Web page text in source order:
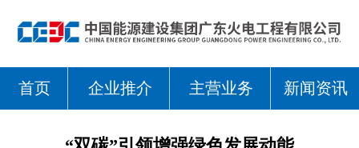
首页 企业推介 主营业务 新闻资讯